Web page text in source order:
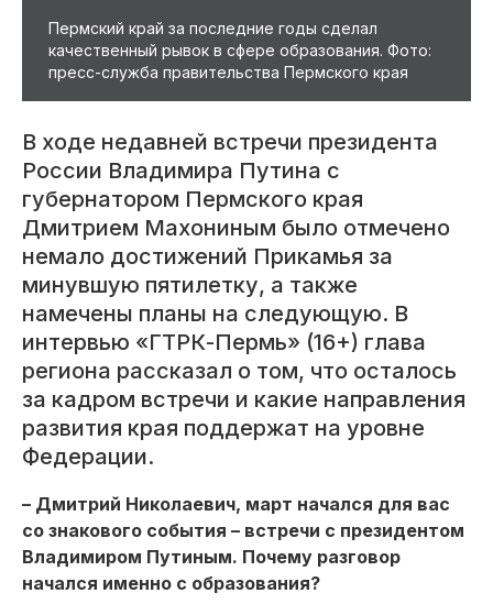
Пермский край за последние годы сделал
качественный рывок в сфере образования. Фото:
пресс-служба правительства Пермского края
В ходе недавней встречи президента
России Владимира Путина с
губернатором Пермского края
Дмитрием Махониным было отмечено
немало достижений Прикамья за
минувшую пятилетку, а также
намечены планы на следующую. В
интервью «ГТРК-Пермь» (16+) глава
региона рассказал о том, что осталось
за кадром встречи и какие направления
развития края поддержат на уровне
Федерации.
– Дмитрий Николаевич, март начался для вас
со знакового события – встречи с президентом
Владимиром Путиным. Почему разговор
начался именно с образования?